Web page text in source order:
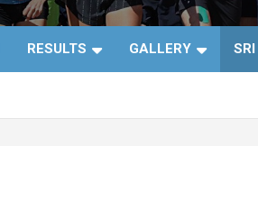
RESULTS GALLERY